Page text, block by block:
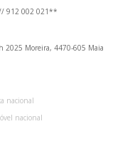
912 002 021**
2025 Moreira, 4470-605 Maia
nacional
nacional